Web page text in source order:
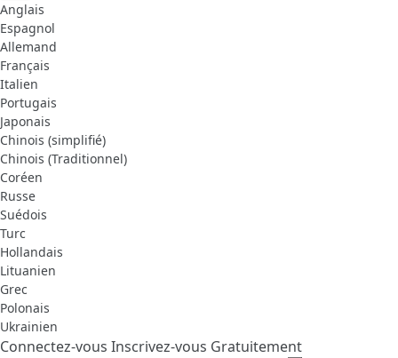
Anglais
Espagnol
Allemand
Français
Italien
Portugais
Japonais
Chinois (simplifié)
Chinois (Traditionnel)
Coréen
Russe
Suédois
Turc
Hollandais
Lituanien
Grec
Polonais
Ukrainien
Connectez-vous Inscrivez-vous Gratuitement